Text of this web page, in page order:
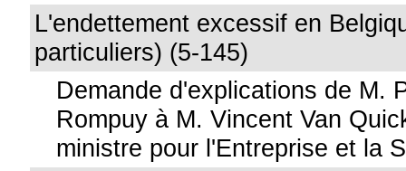
L'endettement excessif en
particuliers) (5-145)
Demande d'explications de M.
Rompuy à M. Vincent Van
ministre pour l'Entreprise et la